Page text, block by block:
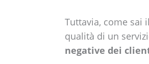
Tuttavia, come sai
qualità di un
negative dei